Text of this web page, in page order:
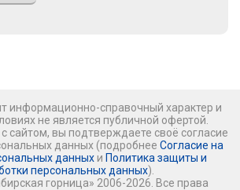
информационно-справочный характер и
не является публичной офертой.
сайтом, вы подтверждаете своё согласие
данных (подробнее Согласие на
данных и Политика защиты и
персональных данных).
горница» 2006-2026. Все права